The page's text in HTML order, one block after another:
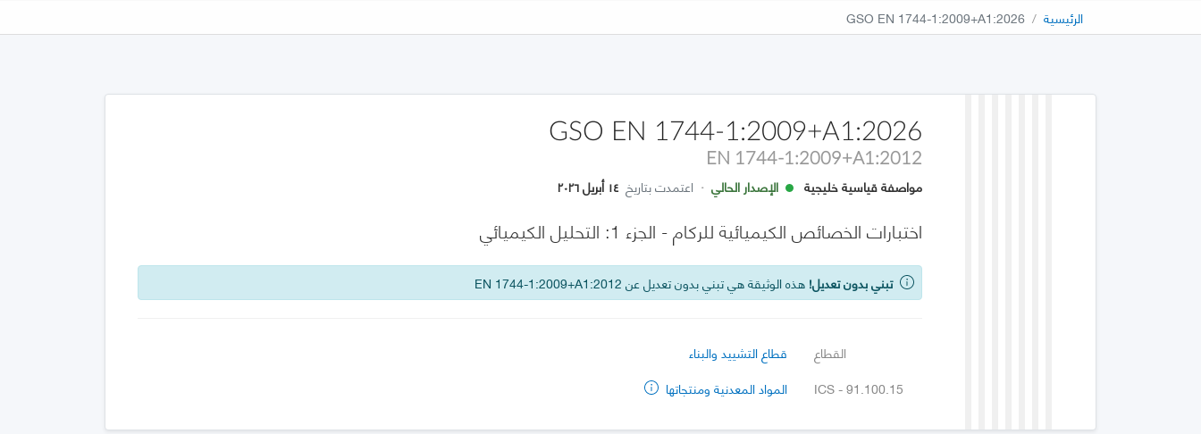
الرئيسية GSO EN 1744-1:2009+A1:2026
GSO EN 1744-1:2009+A1:2026
EN 1744-1:2009+A1:2012
مواصفة قياسية خليجية الإصدار الحالي · اعتمدت بتاريخ ١٤ أبريل ٢٠٢٦
اختبارات الخصائص الكيميائية للركام - الجزء 1: التحليل الكيميائي
تبني بدون تعديل! هذه الوثيقة هي تبني بدون تعديل عن EN 1744-1:2009+A1:2012
القطاع
قطاع التشييد والبناء
ICS - 91.100.15
المواد المعدنية ومنتجاتها